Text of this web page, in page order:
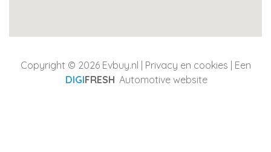
Copyright © 2026 Evbuy.nl | Privacy en cookies | Een
DIGIFRESH Automotive website